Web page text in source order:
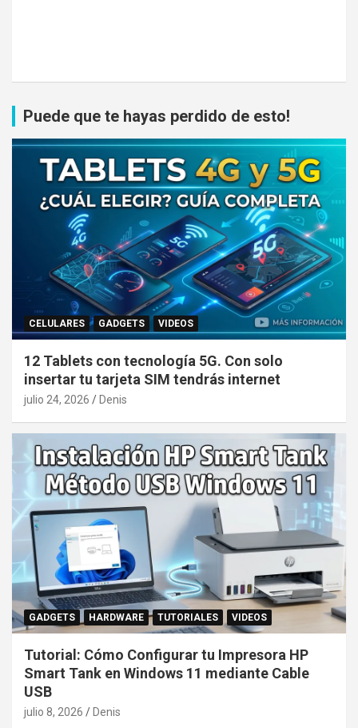
Puede que te hayas perdido de esto!
CELULARES GADGETS VIDEOS
12 Tablets con tecnología 5G. Con solo
insertar tu tarjeta SIM tendrás internet
julio 24, 2026 Denis
GADGETS HARDWARE TUTORIALES VIDEOS
Tutorial: Cómo Configurar tu Impresora HP
Smart Tank en Windows 11 mediante Cable
USB
julio 8, 2026 Denis